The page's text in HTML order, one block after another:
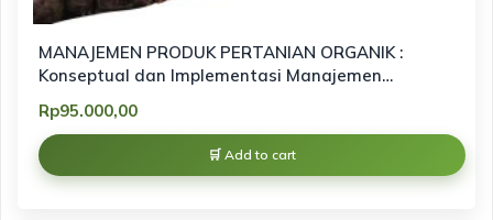
MANAJEMEN PRODUK PERTANIAN ORGANIK :
Konseptual dan Implementasi Manajemen
keberlanjutan
Rp95.000,00
Add to cart